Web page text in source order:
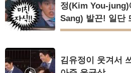
정(Kim You-
Sang) 발끈! 일단
김유정이 웃겨서